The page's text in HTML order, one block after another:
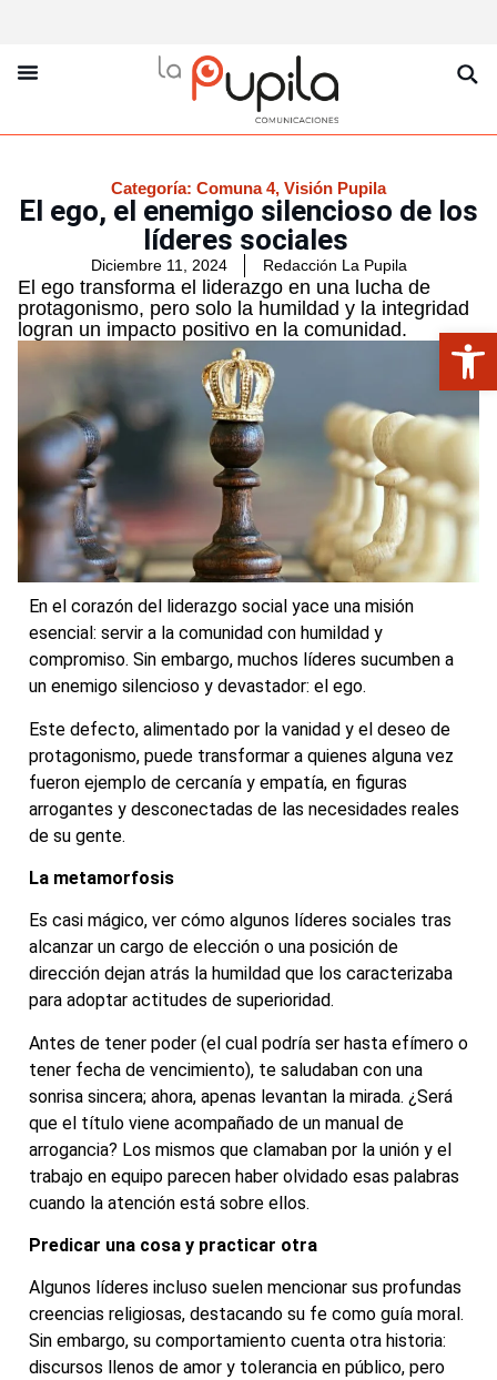
Categoría: Comuna 4, Visión Pupila
El ego, el enemigo silencioso de los
líderes sociales
Diciembre 11, 2024 Redacción La Pupila
El ego transforma el liderazgo en una lucha de
protagonismo, pero solo la humildad y la integridad
logran un impacto positivo en la comunidad.
En el corazón del liderazgo social yace una misión
esencial: servir a la comunidad con humildad y
compromiso. Sin embargo, muchos líderes sucumben a
un enemigo silencioso y devastador: el ego.
Este defecto, alimentado por la vanidad y el deseo de
protagonismo, puede transformar a quienes alguna vez
fueron ejemplo de cercanía y empatía, en figuras
arrogantes y desconectadas de las necesidades reales
de su gente.
La metamorfosis
Es casi mágico, ver cómo algunos líderes sociales tras
alcanzar un cargo de elección o una posición de
dirección dejan atrás la humildad que los caracterizaba
para adoptar actitudes de superioridad.
Antes de tener poder (el cual podría ser hasta efímero o
tener fecha de vencimiento), te saludaban con una
sonrisa sincera; ahora, apenas levantan la mirada. ¿Será
que el título viene acompañado de un manual de
arrogancia? Los mismos que clamaban por la unión y el
trabajo en equipo parecen haber olvidado esas palabras
cuando la atención está sobre ellos.
Predicar una cosa y practicar otra
Algunos líderes incluso suelen mencionar sus profundas
creencias religiosas, destacando su fe como guía moral.
Sin embargo, su comportamiento cuenta otra historia:
discursos llenos de amor y tolerancia en público, pero
Abrir